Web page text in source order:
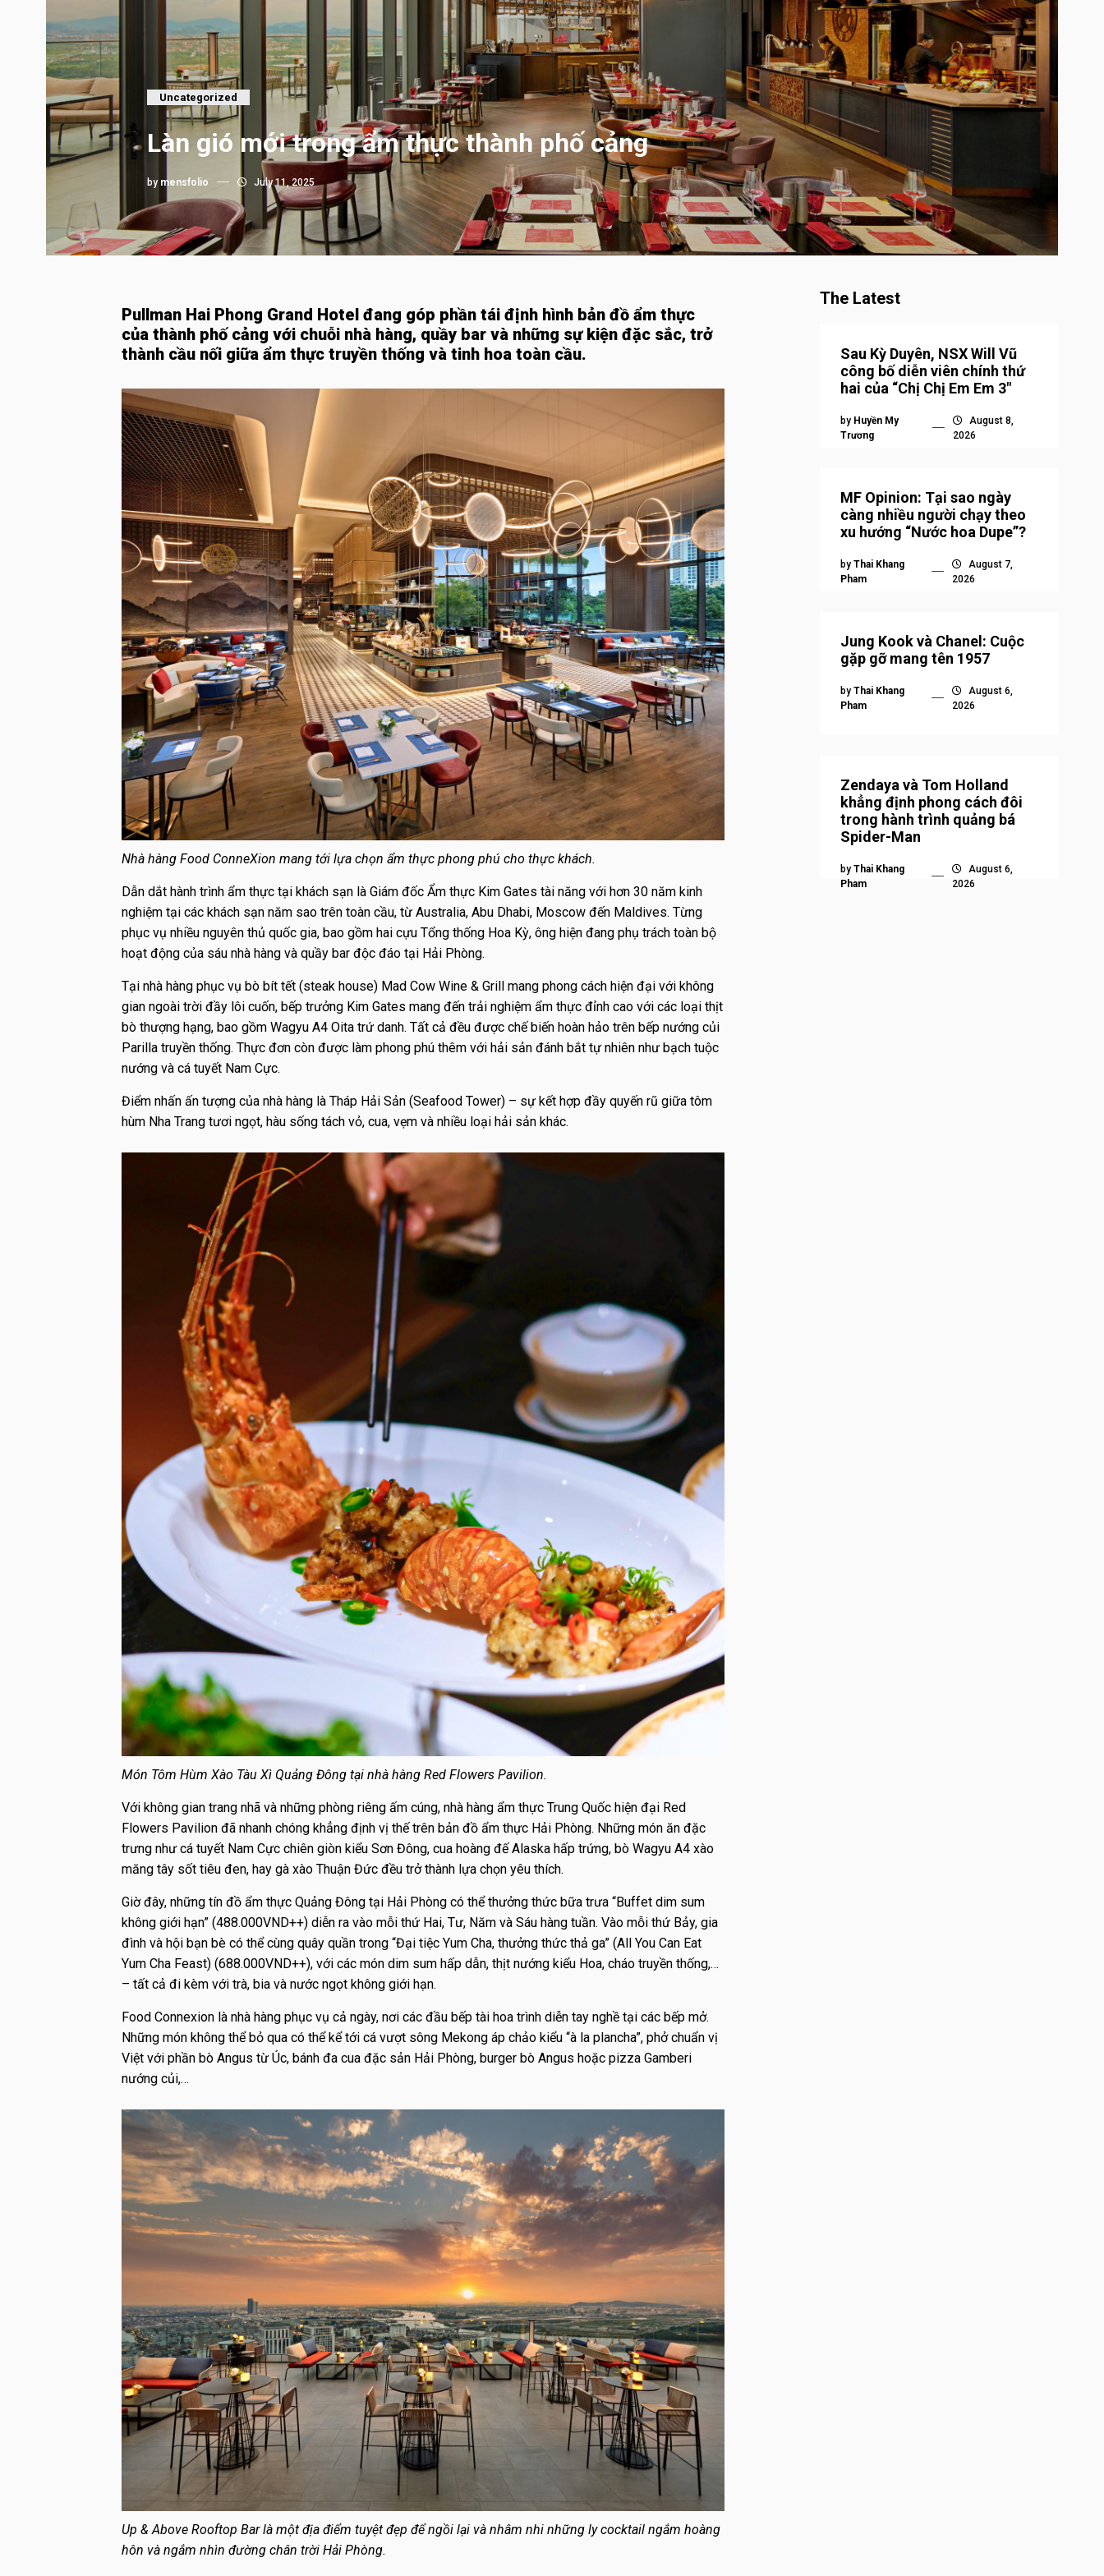
Uncategorized
Làn gió mới trong ẩm thực thành phố cảng
by mensfolio July 11, 2025
Pullman Hai Phong Grand Hotel đang góp phần tái định hình bản đồ ẩm thực
của thành phố cảng với chuỗi nhà hàng, quầy bar và những sự kiện đặc sắc, trở
thành cầu nối giữa ẩm thực truyền thống và tinh hoa toàn cầu.
Nhà hàng Food ConneXion mang tới lựa chọn ẩm thực phong phú cho thực khách.
Dẫn dắt hành trình ẩm thực tại khách sạn là Giám đốc Ẩm thực Kim Gates tài năng với hơn 30 năm kinh
nghiệm tại các khách sạn năm sao trên toàn cầu, từ Australia, Abu Dhabi, Moscow đến Maldives. Từng
phục vụ nhiều nguyên thủ quốc gia, bao gồm hai cựu Tổng thống Hoa Kỳ, ông hiện đang phụ trách toàn bộ
hoạt động của sáu nhà hàng và quầy bar độc đáo tại Hải Phòng.
Tại nhà hàng phục vụ bò bít tết (steak house) Mad Cow Wine & Grill mang phong cách hiện đại với không
gian ngoài trời đầy lôi cuốn, bếp trưởng Kim Gates mang đến trải nghiệm ẩm thực đỉnh cao với các loại thịt
bò thượng hạng, bao gồm Wagyu A4 Oita trứ danh. Tất cả đều được chế biến hoàn hảo trên bếp nướng củi
Parilla truyền thống. Thực đơn còn được làm phong phú thêm với hải sản đánh bắt tự nhiên như bạch tuộc
nướng và cá tuyết Nam Cực.
Điểm nhấn ấn tượng của nhà hàng là Tháp Hải Sản (Seafood Tower) – sự kết hợp đầy quyến rũ giữa tôm
hùm Nha Trang tươi ngọt, hàu sống tách vỏ, cua, vẹm và nhiều loại hải sản khác.
Món Tôm Hùm Xào Tàu Xì Quảng Đông tại nhà hàng Red Flowers Pavilion.
Với không gian trang nhã và những phòng riêng ấm cúng, nhà hàng ẩm thực Trung Quốc hiện đại Red
Flowers Pavilion đã nhanh chóng khẳng định vị thế trên bản đồ ẩm thực Hải Phòng. Những món ăn đặc
trưng như cá tuyết Nam Cực chiên giòn kiểu Sơn Đông, cua hoàng đế Alaska hấp trứng, bò Wagyu A4 xào
măng tây sốt tiêu đen, hay gà xào Thuận Đức đều trở thành lựa chọn yêu thích.
Giờ đây, những tín đồ ẩm thực Quảng Đông tại Hải Phòng có thể thưởng thức bữa trưa “Buffet dim sum
không giới hạn” (488.000VND++) diễn ra vào mỗi thứ Hai, Tư, Năm và Sáu hàng tuần. Vào mỗi thứ Bảy, gia
đình và hội bạn bè có thể cùng quây quần trong “Đại tiệc Yum Cha, thưởng thức thả ga” (All You Can Eat
Yum Cha Feast) (688.000VND++), với các món dim sum hấp dẫn, thịt nướng kiểu Hoa, cháo truyền thống,…
– tất cả đi kèm với trà, bia và nước ngọt không giới hạn.
Food Connexionlà nhà hàng phục vụ cả ngày, nơi các đầu bếp tài hoa trình diễn tay nghề tại các bếp mở.
Những món không thể bỏ qua có thể kể tới cá vượt sông Mekong áp chảo kiểu “à la plancha”, phở chuẩn vị
Việt với phần bò Angus từ Úc, bánh đa cua đặc sản Hải Phòng, burger bò Angus hoặc pizza Gamberi
nướng củi,…
Up & Above Rooftop Bar là một địa điểm tuyệt đẹp để ngồi lại và nhâm nhi những ly cocktail ngắm hoàng
hôn và ngắm nhìn đường chân trời Hải Phòng.
The Latest
Sau Kỳ Duyên, NSX Will Vũ
công bố diễn viên chính thứ
hai của “Chị Chị Em Em 3″
by Huyền My
Trương
August 8,
2026
MF Opinion: Tại sao ngày
càng nhiều người chạy theo
xu hướng “Nước hoa Dupe”?
by Thai Khang
Pham
August 7,
2026
Jung Kook và Chanel: Cuộc
gặp gỡ mang tên 1957
by Thai Khang
Pham
August 6,
2026
Zendaya và Tom Holland
khẳng định phong cách đôi
trong hành trình quảng bá
Spider-Man
by Thai Khang
Pham
August 6,
2026